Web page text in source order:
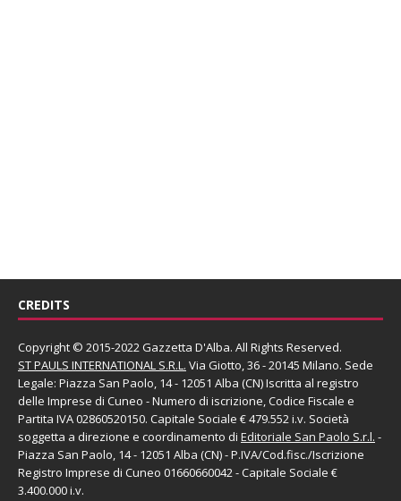
CREDITS
Copyright © 2015-2022 Gazzetta D'Alba. All Rights Reserved.
ST PAULS INTERNATIONAL S.R.L. Via Giotto, 36 - 20145 Milano. Sede
Legale: Piazza San Paolo, 14 - 12051 Alba (CN) Iscritta al registro
delle Imprese di Cuneo - Numero di iscrizione, Codice Fiscale e
Partita IVA 02860520150. Capitale Sociale € 479.552 i.v. Società
soggetta a direzione e coordinamento di Editoriale San Paolo S.r.l. -
Piazza San Paolo, 14 - 12051 Alba (CN) - P.IVA/Cod.fisc./Iscrizione
Registro Imprese di Cuneo 01660660042 - Capitale Sociale €
3.400.000 i.v.